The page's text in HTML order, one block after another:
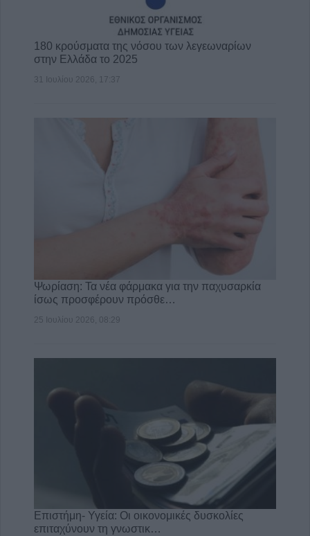
180 κρούσματα της νόσου των λεγεωναρίων
στην Ελλάδα το 2025
31 Ιουλίου 2026, 17:37
Ψωρίαση: Τα νέα φάρμακα για την παχυσαρκία
ίσως προσφέρουν πρόσθε…
25 Ιουλίου 2026, 08:29
Επιστήμη- Υγεία: Οι οικονομικές δυσκολίες
επιταχύνουν τη γνωστικ…